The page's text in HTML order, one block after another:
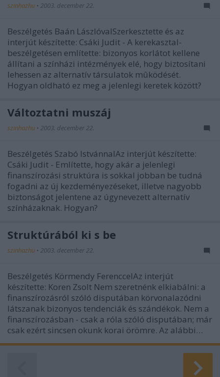
szinhazhu • 2003. december 22.
Beszélgetés Baán LászlóvalSzerkesztette és az
interjút készítette: Csáki Judit - A kerekasztal-
beszélgetésen említette: bizonyos korlátot kellene
állítani a színházi intézmények elé, hogy biztosítani
lehessen az alternatív társulatok mûködését.
Hogyan oldható ez meg a jelenlegi keretek között?
Változtatni muszáj
szinhazhu • 2003. december 22.
Beszélgetés Szabó IstvánnalAz interjút készítette:
Csáki Judit - Említette, hogy akár a jelenlegi
finanszírozási struktúra is sokkal jobban be tudná
fogadni az új kezdeményezéseket, illetve nagyobb
biztonságot jelentene az úgynevezett alternatív
színházaknak. Hogyan?
Struktúrából ki s be
szinhazhu • 2003. december 22.
Beszélgetés Körmendy FerenccelAz interjút
készítette: Koren Zsolt Nem szeretnénk elkiabálni: a
finanszírozásról szóló disputában körvonalazódni
látszanak bizonyos tendenciák és szándékok. Nem a
finanszírozásban - csak a róla szóló disputában; már
csak ezért sincsen okunk korai örömre. Az alábbi…